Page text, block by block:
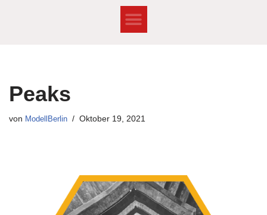
Peaks
von ModellBerlin Oktober 19, 2021